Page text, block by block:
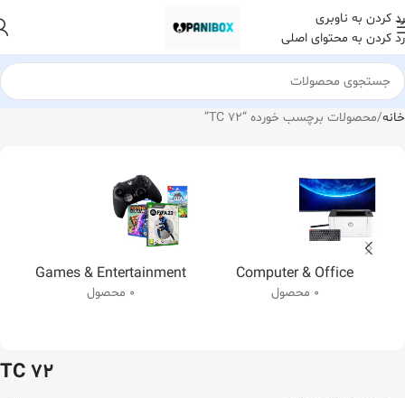
رد کردن به ناوبری
رد کردن به محتوای اصلی
خانه محصولات برچسب خورده “TC 72”
Computer & Office
0 محصول
Games & Entertainment
0 محصول
TC 72